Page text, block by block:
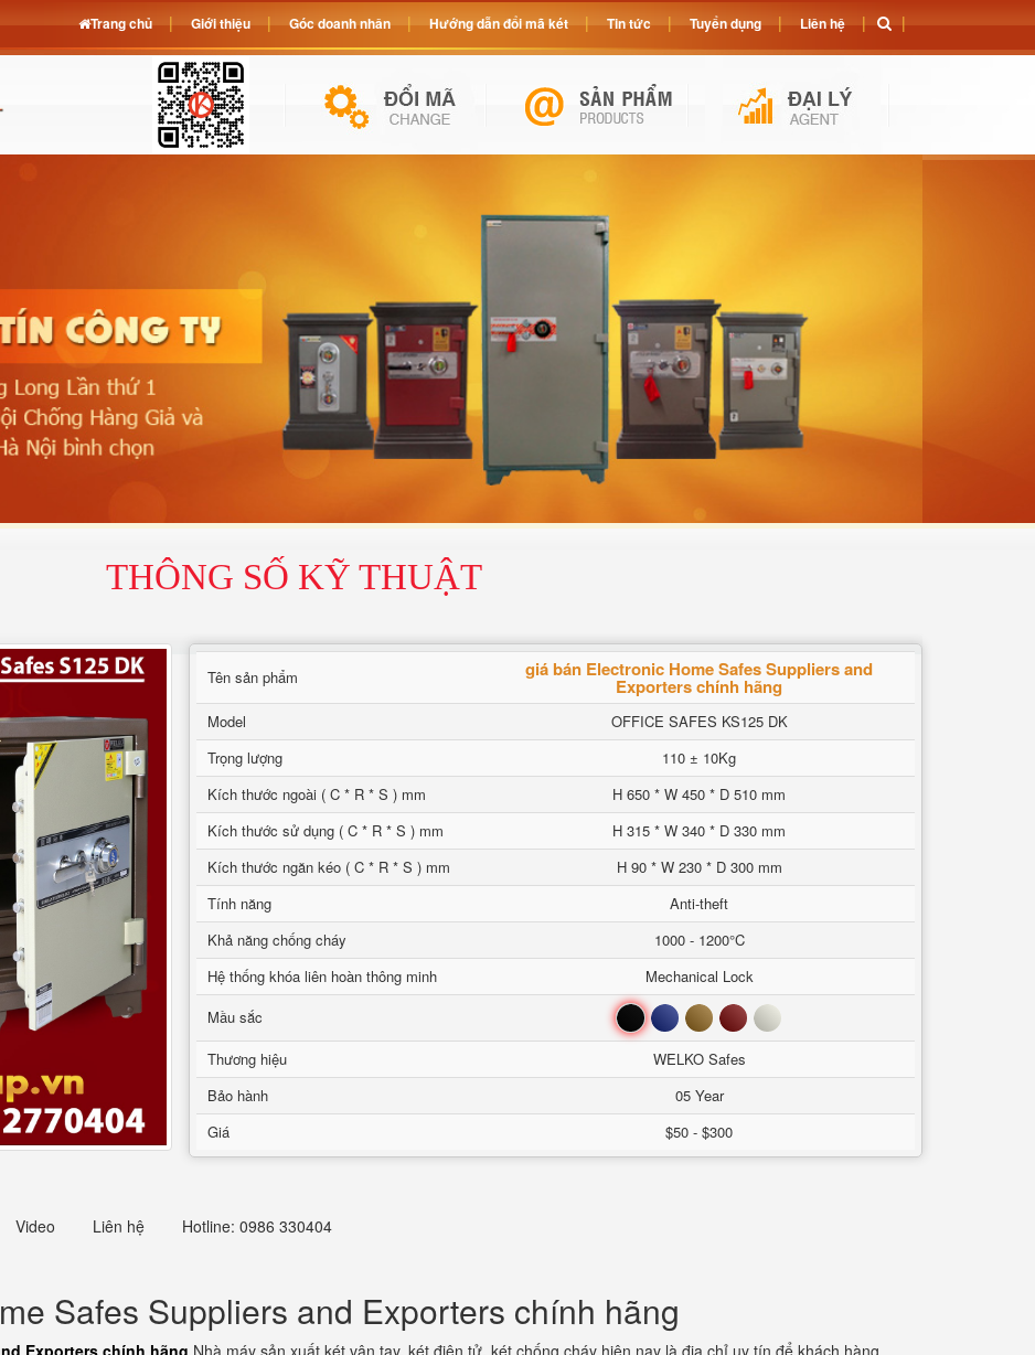
THÔNG SỐ KỸ THUẬT
Tên sản phẩm giá bán Electronic Home Safes Suppliers and
Exporters chính hãng
Model
OFFICE SAFES KS125 DK
Trọng lượng
110 ± 10Kg
Kích thước ngoài ( C * R * S ) mm
H 650 * W 450 * D 510 mm
Kích thước sử dụng ( C * R * S ) mm
H 315 * W 340 * D 330 mm
Kích thước ngăn kéo ( C * R * S ) mm
H 90 * W 230 * D 300 mm
Tính năng
Anti-theft
Khả năng chống cháy
1000 - 1200°C
Hệ thống khóa liên hoàn thông minh
Mechanical Lock
Mầu sắc
Đen Xanh Nâu Đỏ Trắng
Thương hiệu
WELKO Safes
Bảo hành
05 Year
Giá
$50 - $300
Video Liên hệ Hotline: 0986 330404
Safes Suppliers and Exporters chính hãng
Exporters chính hãng Nhà máy sản xuất két vân tay, két điện tử, két chống cháy hiện nay là địa chỉ uy tín để khách hàng
Trang chủ Giới thiệu Góc doanh nhân Hướng dẫn đổi mã két Tin tức Tuyển dụng Liên hệ